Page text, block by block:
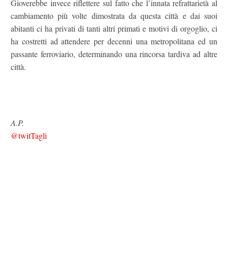
Gioverebbe invece riflettere sul fatto che l’innata refrattarietà al
cambiamento più volte dimostrata da questa città e dai suoi
abitanti ci ha privati di tanti altri primati e motivi di orgoglio, ci
ha costretti ad attendere per decenni una metropolitana ed un
passante ferroviario, determinando una rincorsa tardiva ad altre
città.
A.P.
@twitTagli